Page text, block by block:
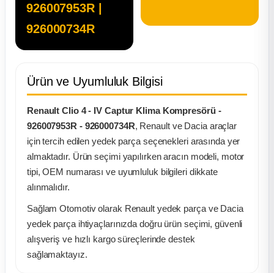
Parça
926007953R |
926000734R
Ürün ve Uyumluluk Bilgisi
Renault Clio 4 - IV Captur Klima Kompresörü -
926007953R - 926000734R, Renault ve Dacia araçlar
için tercih edilen yedek parça seçenekleri arasında yer
almaktadır. Ürün seçimi yapılırken aracın modeli, motor
tipi, OEM numarası ve uyumluluk bilgileri dikkate
alınmalıdır.
Sağlam Otomotiv olarak Renault yedek parça ve Dacia
yedek parça ihtiyaçlarınızda doğru ürün seçimi, güvenli
alışveriş ve hızlı kargo süreçlerinde destek
sağlamaktayız.